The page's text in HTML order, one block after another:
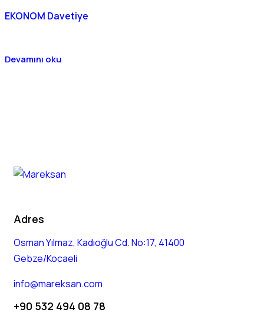
EKONOM Davetiye
Devamını oku
Adres
Osman Yılmaz, Kadıoğlu Cd. No:17, 41400
Gebze/Kocaeli
info@mareksan.com
+90 532 494 08 78